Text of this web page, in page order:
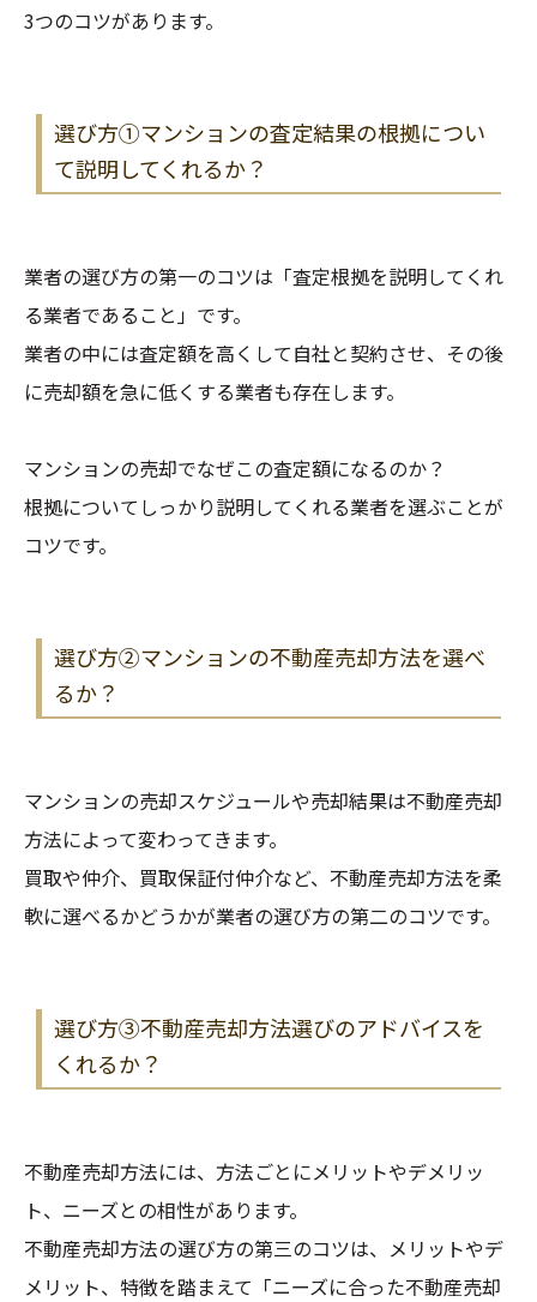
3つのコツがあります。
選び方①マンションの査定結果の根拠につい
て説明してくれるか？
業者の選び方の第一のコツは「査定根拠を説明してくれ
る業者であること」です。
業者の中には査定額を高くして自社と契約させ、その後
に売却額を急に低くする業者も存在します。
マンションの売却でなぜこの査定額になるのか？
根拠についてしっかり説明してくれる業者を選ぶことが
コツです。
選び方②マンションの不動産売却方法を選べ
るか？
マンションの売却スケジュールや売却結果は不動産売却
方法によって変わってきます。
買取や仲介、買取保証付仲介など、不動産売却方法を柔
軟に選べるかどうかが業者の選び方の第二のコツです。
選び方③不動産売却方法選びのアドバイスを
くれるか？
不動産売却方法には、方法ごとにメリットやデメリッ
ト、ニーズとの相性があります。
不動産売却方法の選び方の第三のコツは、メリットやデ
メリット、特徴を踏まえて「ニーズに合った不動産売却